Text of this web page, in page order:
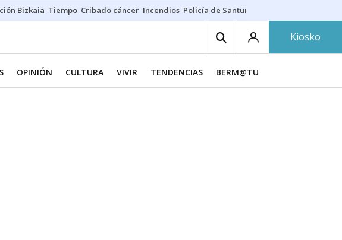
Bizkaia Tiempo Cribado cáncer Incendios Policía de Santurtzi
Kiosko
OPINIÓN CULTURA VIVIR TENDENCIAS BERM@TU